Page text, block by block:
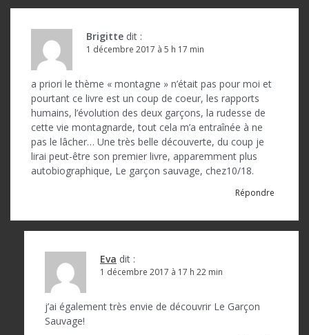
Brigitte dit :
1 décembre 2017 à 5 h 17 min
a priori le thème « montagne » n’était pas pour moi et
pourtant ce livre est un coup de coeur, les rapports
humains, l’évolution des deux garçons, la rudesse de
cette vie montagnarde, tout cela m’a entraînée à ne
pas le lâcher… Une très belle découverte, du coup je
lirai peut-être son premier livre, apparemment plus
autobiographique, Le garçon sauvage, chez10/18.
Répondre
Eva dit :
1 décembre 2017 à 17 h 22 min
j’ai également très envie de découvrir Le Garçon
Sauvage!